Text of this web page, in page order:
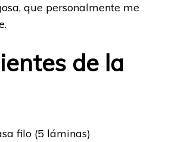
que personalmente me
de la
filo (5 láminas)